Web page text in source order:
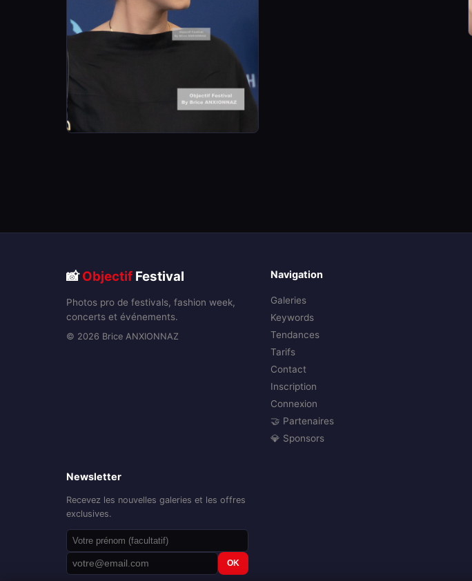
📸Objectif Festival
Photos pro de festivals, fashion week,
concerts et événements.
© 2026 Brice ANXIONNAZ
Navigation
Galeries
Keywords
Tendances
Tarifs
Contact
Inscription
Connexion
🤝 Partenaires
💎 Sponsors
Newsletter
Recevez les nouvelles galeries et les offres
exclusives.
OK